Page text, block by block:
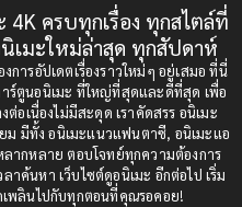
1988
1985
1983
1981
1979
4K ครบทุกเรื่อง ทุกสไตล์ที่
เมะใหม่ล่าสุด ทุกสัปดาห์
ารอัปเดตเรื่องราวใหม่ๆ อยู่เสมอ ที่นี่
ร์ตูนอนิเมะ ที่ใหญ่ที่สุดและดีที่สุด เพื่อ
อเนื่องไม่มีสะดุด เราคัดสรร อนิเมะ
มีทั้ง อนิเมะแนวแฟนตาซี, อนิเมะแอ
ากหลาย ตอบโจทย์ทุกความต้องการ
าค้นหา เว็บไซต์ดูอนิเมะ อีกต่อไป เริ่ม
พลินไปกับทุกตอนที่คุณรอคอย!